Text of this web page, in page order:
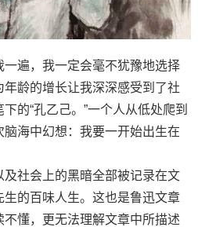
遍，我一定会毫不犹豫地选择
龄的增长让我深深感受到了社
的“孔乙己。”一个人从低处爬到
海中幻想：我要一开始出生在
社会上的黑暗全部被记录在文
的百味人生。这也是鲁迅文章
懂，更无法理解文章中所描述